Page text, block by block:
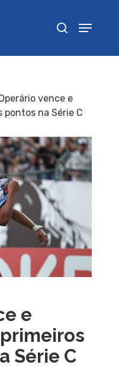
vence e
na Série C
e
Série C